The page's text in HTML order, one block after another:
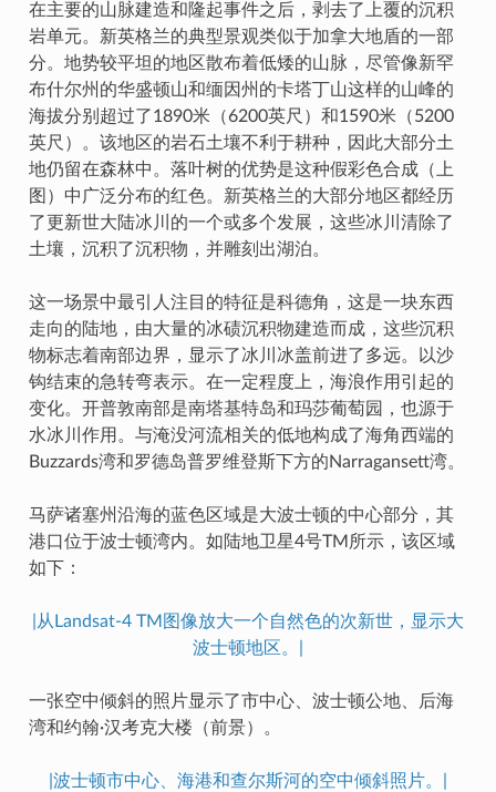
在主要的山脉建造和隆起事件之后，剥去了上覆的沉积
岩单元。新英格兰的典型景观类似于加拿大地盾的一部
分。地势较平坦的地区散布着低矮的山脉，尽管像新罕
布什尔州的华盛顿山和缅因州的卡塔丁山这样的山峰的
海拔分别超过了1890米（6200英尺）和1590米（5200
英尺）。该地区的岩石土壤不利于耕种，因此大部分土
地仍留在森林中。落叶树的优势是这种假彩色合成（上
图）中广泛分布的红色。新英格兰的大部分地区都经历
了更新世大陆冰川的一个或多个发展，这些冰川清除了
土壤，沉积了沉积物，并雕刻出湖泊。
这一场景中最引人注目的特征是科德角，这是一块东西
走向的陆地，由大量的冰碛沉积物建造而成，这些沉积
物标志着南部边界，显示了冰川冰盖前进了多远。以沙
钩结束的急转弯表示。在一定程度上，海浪作用引起的
变化。开普敦南部是南塔基特岛和玛莎葡萄园，也源于
水冰川作用。与淹没河流相关的低地构成了海角西端的
Buzzards湾和罗德岛普罗维登斯下方的Narragansett湾。
马萨诸塞州沿海的蓝色区域是大波士顿的中心部分，其
港口位于波士顿湾内。如陆地卫星4号TM所示，该区域
如下：
|从Landsat-4 TM图像放大一个自然色的次新世，显示大
波士顿地区。|
一张空中倾斜的照片显示了市中心、波士顿公地、后海
湾和约翰·汉考克大楼（前景）。
|波士顿市中心、海港和查尔斯河的空中倾斜照片。|